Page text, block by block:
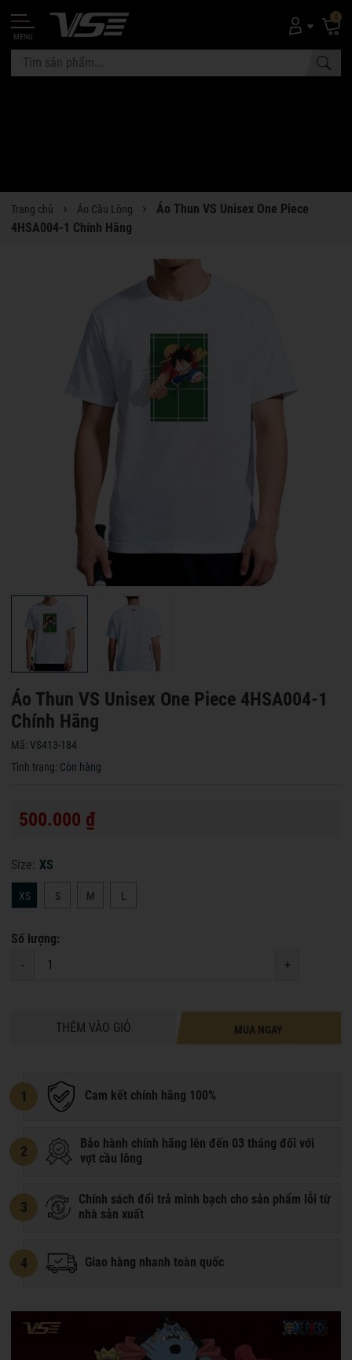
MENU
0
Trang chủ Áo Cầu Lông
Áo Thun VS Unisex One Piece
4HSA004-1 Chính Hãng
Áo Thun VS Unisex One Piece 4HSA004-1
Chính Hãng
Mã: VS413-184
Tình trạng: Còn hàng
500.000 ₫
Size: XS
XS S M L
Số lượng:
-
+
THÊM VÀO GIỎ MUA NGAY
1 Cam kết chính hãng 100%
2
Bảo hành chính hãng lên đến 03 tháng đối với
vợt cầu lông
3
Chính sách đổi trả minh bạch cho sản phẩm lỗi từ
nhà sản xuất
4 Giao hàng nhanh toàn quốc